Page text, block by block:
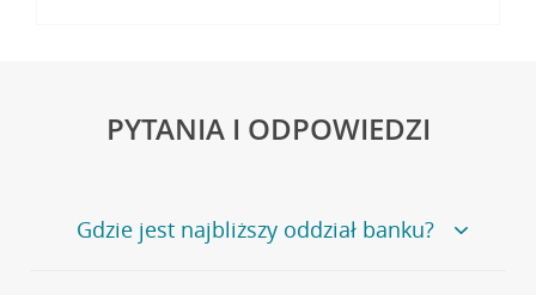
PYTANIA I ODPOWIEDZI
Gdzie jest najbliższy oddział banku?